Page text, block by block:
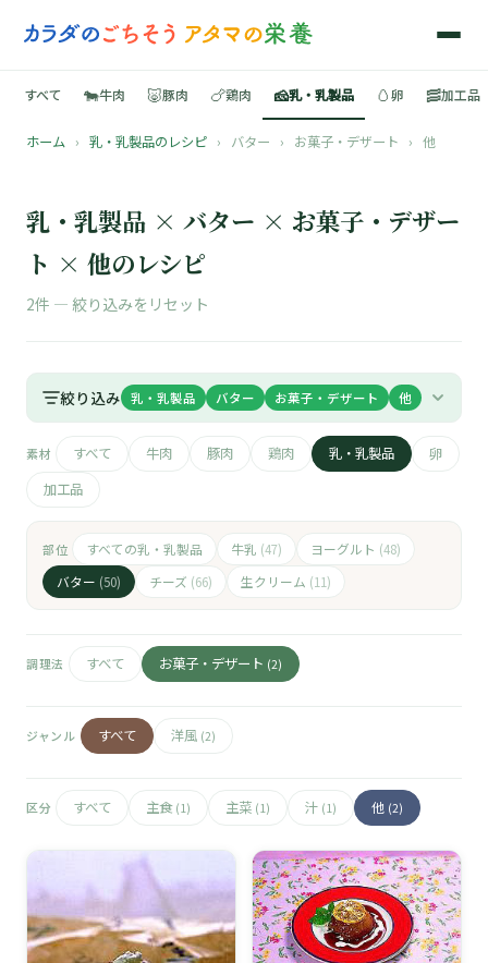
📚
🐷
🧀
🥚
🥓
すべて 🐄牛肉 🐷豚肉 🍗鶏肉 🧀乳・乳製品 🥚卵 🥓加工品
ホーム › 乳・乳製品のレシピ › バター › お菓子・デザート › 他
乳・乳製品 × バター × お菓子・デザー
ト × 他のレシピ
2件 — 絞り込みをリセット
絞り込み 乳・乳製品 バター お菓子・デザート 他
素材 すべて 牛肉 豚肉 鶏肉 乳・乳製品
卵
加工品
部位 すべての乳・乳製品 牛乳 (47) ヨーグルト (48)
バター (50) チーズ (66) 生クリーム (11)
調理法 すべて お菓子・デザート (2)
ジャンル すべて 洋風 (2)
区分 すべて 主食 (1) 主菜 (1) 汁 (1) 他 (2)